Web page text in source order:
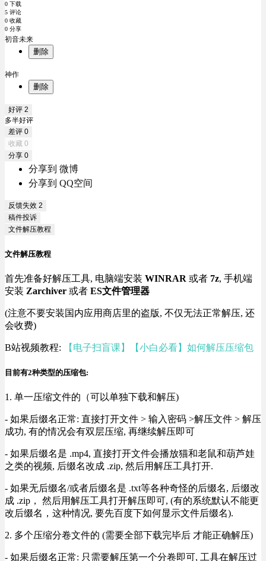
0 下载
5 评论
0 收藏
0 分享
初音未来
删除
神作
删除
好评 2
多半好评
差评 0
收藏 0
分享 0
分享到 微博
分享到 QQ空间
反馈失效 2
稿件投诉
文件解压教程
文件解压教程
首先准备好解压工具, 电脑端安装 WINRAR 或者 7z, 手机端
安装 Zarchiver 或者 ES文件管理器
(注意不要安装国内应用商店里的盗版, 不仅无法正常解压, 还
会收费)
B站视频教程: 【电子扫盲课】【小白必看】如何解压压缩包
目前有2种类型的压缩包:
1. 单一压缩文件的（可以单独下载和解压)
- 如果后缀名正常: 直接打开文件 > 输入密码 >解压文件 > 解压
成功, 有的情况会有双层压缩, 再继续解压即可
- 如果后缀名是 .mp4, 直接打开文件会播放猫和老鼠和葫芦娃
之类的视频, 后缀名改成 .zip, 然后用解压工具打开.
- 如果无后缀名/或者后缀名是 .txt等各种奇怪的后缀名, 后缀改
成 .zip， 然后用解压工具打开解压即可, (有的系统默认不能更
改后缀名，这种情况, 要先百度下如何显示文件后缀名).
2. 多个压缩分卷文件的 (需要全部下载完毕后 才能正确解压)
- 如果后缀名正常: 只需要解压第一个分卷即可, 工具在解压过